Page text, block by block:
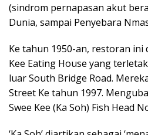
(sindrom pernapasan akut
Dunia, sampai Penyebara
Ke tahun 1950-an, restoran ini
Kee Eating House yang
luar South Bridge Road.
Street Ke tahun 1997.
Swee Kee (Ka Soh) Fish Head